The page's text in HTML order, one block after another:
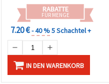
RABATTE
FÜR MENGE
7.20 €- 40 %5 Schachtel +
IN DEN WARENKORB